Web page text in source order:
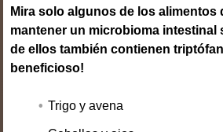
Mira solo algunos de los alimentos
mantener un microbioma intestinal
de ellos también contienen
beneficioso!
Trigo y avena